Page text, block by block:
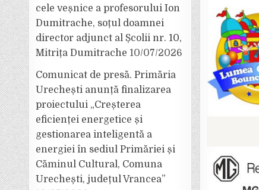
cele veșnice a profesorului Ion
Dumitrache, soțul doamnei
director adjunct al Școlii nr. 10,
Mitrița Dumitrache 10/07/2026
Comunicat de presă. Primăria
Urechești anunță finalizarea
proiectului „Creșterea
eficienței energetice și
gestionarea inteligentă a
energiei în sediul Primăriei și
Căminul Cultural, Comuna
Urechești, județul Vrancea”